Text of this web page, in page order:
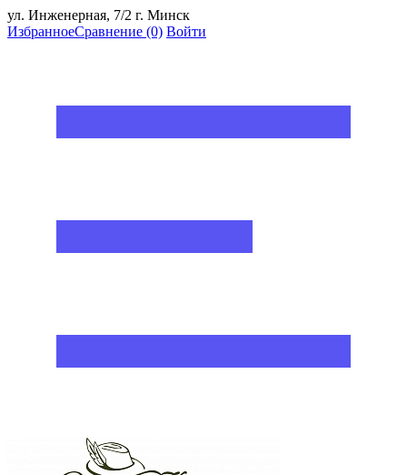
ул. Инженерная, 7/2 г. Минск
ИзбранноеСравнение (0) Войти